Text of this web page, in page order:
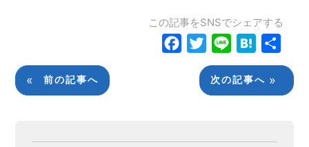
この記事をSNSでシェアする
FacebookTwitterLine Hatena
有
« 前の記事へ 次の記事へ »